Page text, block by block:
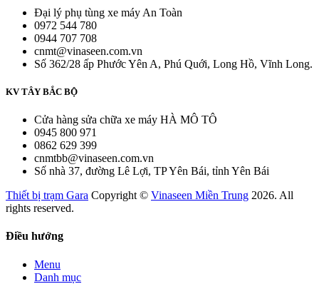
Đại lý phụ tùng xe máy An Toàn
0972 544 780
0944 707 708
cnmt@vinaseen.com.vn
Số 362/28 ấp Phước Yên A, Phú Quới, Long Hồ, Vĩnh Long.
KV TÂY BẮC BỘ
Cửa hàng sửa chữa xe máy HÀ MÔ TÔ
0945 800 971
0862 629 399
cnmtbb@vinaseen.com.vn
Số nhà 37, đường Lê Lợi, TP Yên Bái, tỉnh Yên Bái
Thiết bị trạm Gara Copyright © Vinaseen Miền Trung 2026. All
rights reserved.
Điều hướng
Menu
Danh mục